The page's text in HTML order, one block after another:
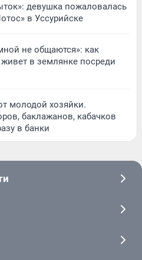
девушка пожаловалась
в Уссурийске
не общаются»: как
в землянке посреди
молодой хозяйки.
баклажанов, кабачков
в банки